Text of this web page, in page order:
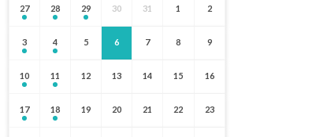
27 28 29 30 31 1 2
3 4 5 6 7 8 9
10 11 12 13 14 15 16
17 18 19 20 21 22 23